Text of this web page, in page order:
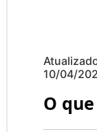
10/04/
O